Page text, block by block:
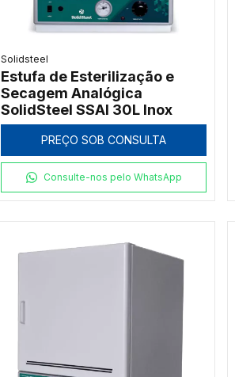
Solidsteel
Estufa de Esterilização e
Secagem Analógica
SolidSteel SSAI 30L Inox
PREÇO SOB CONSULTA
Consulte-nos pelo WhatsApp